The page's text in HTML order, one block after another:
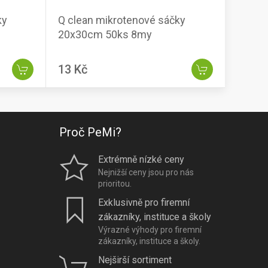
Q clean mikrotenové sáčky
20x30cm 50ks 8my
13 Kč
Proč PeMi?
Extrémně nízké ceny
Nejnižší ceny jsou pro nás
prioritou.
Exklusivně pro firemní
zákazníky, instituce a školy
Výrazné výhody pro firemní
zákazníky, instituce a školy.
Nejširší sortiment